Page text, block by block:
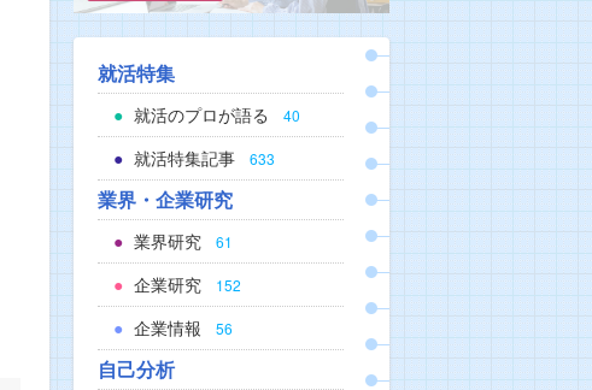
就活特集
就活のプロが語る 40
就活特集記事 633
業界・企業研究
業界研究 61
企業研究 152
企業情報 56
自己分析